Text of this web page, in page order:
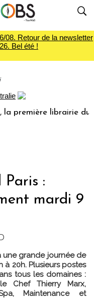
08. Retour de la newsletter
Bel été !
librairie du voyage
:
mardi 9
une grande journée de
à 20h. Plusieurs postes
tous les domaines :
Chef Thierry Marx,
Maintenance et